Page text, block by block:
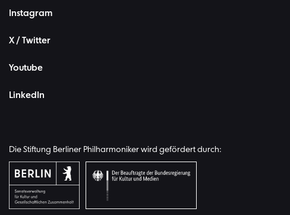
Instagram
X / Twitter
Youtube
LinkedIn
Die Stiftung Berliner Philharmoniker wird gefördert durch: